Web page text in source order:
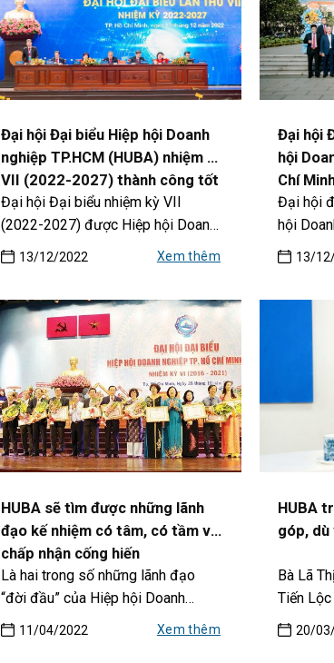
Đại hội Đại biểu Hiệp hội Doanh
nghiệp TP.HCM (HUBA) nhiệm kỳ
VII (2022-2027) thành công tốt
đẹp
13/12/2022
Đại hội Đại biểu nhiệm kỳ VII
(2022-2027) được Hiệp hội Doanh
nghiệp TP.HCM (HUBA) tổ...Xem thêm
Đại hội
hội
Chí
– 2027
13/
Đại hội
hội
Chí...
HUBA sẽ tìm được những lãnh
đạo kế nhiệm có tâm, có tầm và
chấp nhận cống hiến
11/04/2022
Là hai trong số những lãnh đạo
“đời đầu” của Hiệp hội Doanh
nghiệp TP.HCM...
Xem thêm
HUBA
góp, dù
20/
Bà Lã
Tiến Lộc